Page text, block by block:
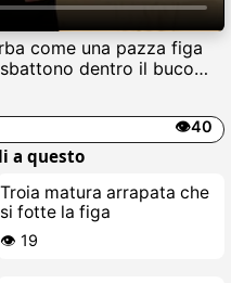
come una pazza figa
dentro il buco
mentre si incula
👁️40
a questo
Troia matura arrapata che
si fotte la figa
👁️ 19